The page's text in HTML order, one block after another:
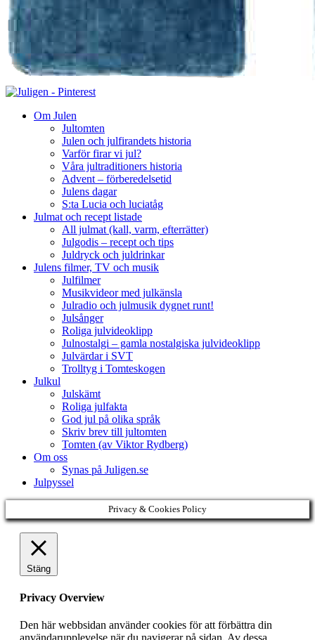
Om Julen
Jultomten
Julen och julfirandets historia
Varför firar vi jul?
Våra jultraditioners historia
Advent – förberedelsetid
Julens dagar
S:ta Lucia och luciatåg
Julmat och recept listade
All julmat (kall, varm, efterrätter)
Julgodis – recept och tips
Juldryck och juldrinkar
Julens filmer, TV och musik
Julfilmer
Musikvideor med julkänsla
Julradio och julmusik dygnet runt!
Julsånger
Roliga julvideoklipp
Julnostalgi – gamla nostalgiska julvideoklipp
Julvärdar i SVT
Trolltyg i Tomteskogen
Julkul
Julskämt
Roliga julfakta
God jul på olika språk
Skriv brev till jultomten
Tomten (av Viktor Rydberg)
Om oss
Synas på Juligen.se
Julpyssel
Privacy & Cookies Policy
Stäng
Privacy Overview
Den här webbsidan använder cookies för att förbättra din
användarupplevelse när du navigerar på sidan. Av dessa